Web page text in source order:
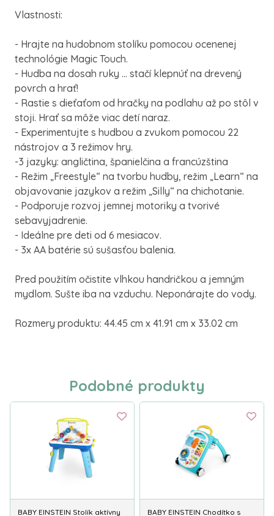
Vlastnosti:
- Hrajte na hudobnom stolíku pomocou ocenenej
technológie Magic Touch.
- Hudba na dosah ruky ... stačí klepnúť na drevený
povrch a hrať!
- Rastie s dieťaťom od hračky na podlahu až po stôl v
stoji. Hrať sa môže viac detí naraz.
- Experimentujte s hudbou a zvukom pomocou 22
nástrojov a 3 režimov hry.
-3 jazyky: angličtina, španielčina a francúzština
- Režim „Freestyle“ na tvorbu hudby, režim „Learn“ na
objavovanie jazykov a režim „Silly“ na chichotanie.
- Podporuje rozvoj jemnej motoriky a tvorivé
sebavyjadrenie.
- Ideálne pre deti od 6 mesiacov.
- 3x AA batérie sú sušasťou balenia.
Pred použitím očistite vlhkou handričkou a jemným
mydlom. Sušte iba na vzduchu. Neponárajte do vody.
Rozmery produktu: 44.45 cm x 41.91 cm x 33.02 cm
Podobné produkty
BABY EINSTEIN Stolík aktívny BABY EINSTEIN Chodítko s